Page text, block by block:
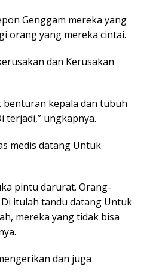
Genggam mereka yang
orang yang mereka cintai.
dan Kerusakan
benturan kepala dan tubuh
terjadi,” ungkapnya.
medis datang Untuk
pintu darurat. Orang-
itulah tandu datang Untuk
mereka yang tidak bisa
dan juga